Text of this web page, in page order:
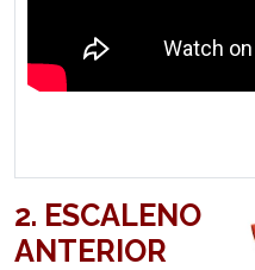
2. ESCALENO
ANTERIOR